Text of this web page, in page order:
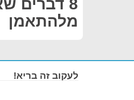
8 דברים
מלהתאמן
לעקוב זה בריא!